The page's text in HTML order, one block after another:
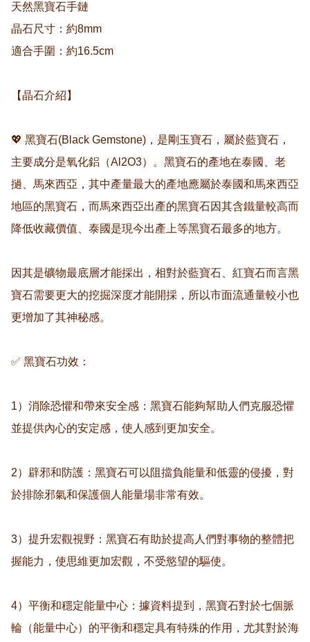
天然黑寶石手鏈
晶石尺寸：約8mm
適合手圍：約16.5cm
【晶石介紹】
💖 黑寶石(Black Gemstone)，是剛玉寶石，屬於藍寶石，
主要成分是氧化鋁（Al2O3）。黑寶石的產地在泰國、老
撾、馬來西亞，其中產量最大的產地應屬於泰國和馬來西亞
地區的黑寶石，而馬來西亞出產的黑寶石因其含鐵量較高而
降低收藏價值、泰國是現今出產上等黑寶石最多的地方。
因其是礦物最底層才能採出，相對於藍寶石、紅寶石而言黑
寶石需要更大的挖掘深度才能開採，所以市面流通量較小也
更增加了其神秘感。
✅ 黑寶石功效：
1）消除恐懼和帶來安全感：黑寶石能夠幫助人們克服恐懼
並提供內心的安定感，使人感到更加安全。
2）辟邪和防護：黑寶石可以阻擋負能量和低靈的侵擾，對
於排除邪氣和保護個人能量場非常有效。
3）提升宏觀視野：黑寶石有助於提高人們對事物的整體把
握能力，使思維更加宏觀，不受慾望的驅使。
4）平衡和穩定能量中心：據資料提到，黑寶石對於七個脈
輪（能量中心）的平衡和穩定具有特殊的作用，尤其對於海